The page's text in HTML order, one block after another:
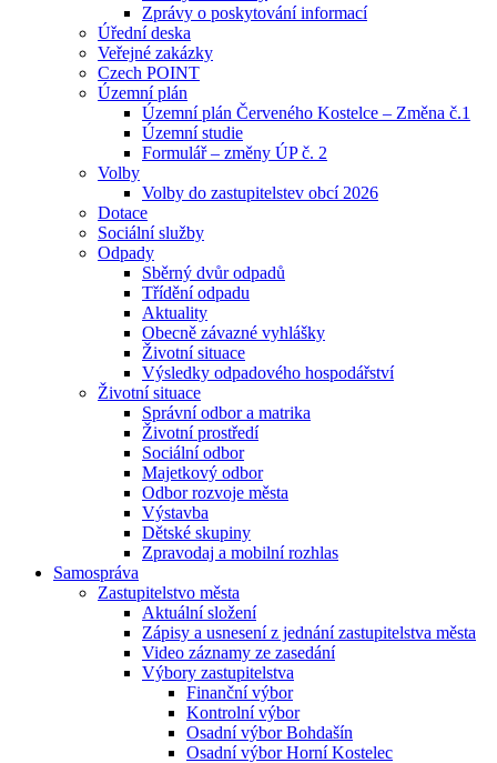
Zprávy o poskytování informací
Úřední deska
Veřejné zakázky
Czech POINT
Územní plán
Územní plán Červeného Kostelce – Změna č.1
Územní studie
Formulář – změny ÚP č. 2
Volby
Volby do zastupitelstev obcí 2026
Dotace
Sociální služby
Odpady
Sběrný dvůr odpadů
Třídění odpadu
Aktuality
Obecně závazné vyhlášky
Životní situace
Výsledky odpadového hospodářství
Životní situace
Správní odbor a matrika
Životní prostředí
Sociální odbor
Majetkový odbor
Odbor rozvoje města
Výstavba
Dětské skupiny
Zpravodaj a mobilní rozhlas
Samospráva
Zastupitelstvo města
Aktuální složení
Zápisy a usnesení z jednání zastupitelstva města
Video záznamy ze zasedání
Výbory zastupitelstva
Finanční výbor
Kontrolní výbor
Osadní výbor Bohdašín
Osadní výbor Horní Kostelec